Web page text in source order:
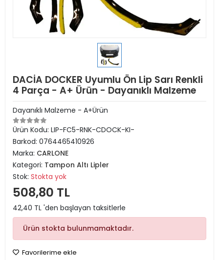
DACİA DOCKER Uyumlu Ön Lip Sarı Renkli
4 Parça - A+ Ürün - Dayanıklı Malzeme
Dayanıklı Malzeme - A+Ürün
Ürün Kodu: LIP-FC5-RNK-CDOCK-KI-
Barkod: 0764465410926
Marka: CARLONE
Kategori: Tampon Altı Lipler
Stok: Stokta yok
508,80 TL
42,40 TL 'den başlayan taksitlerle
Ürün stokta bulunmamaktadır.
Favorilerime ekle